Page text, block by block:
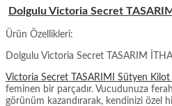
Dolgulu Victoria Secret
Ürün Özellikleri:
Dolgulu Victoria Secret TASARIM
Victoria Secret TASARIMI Sütyen Kilot
feminen bir parçadır. Vucudunuza
görünüm kazandırarak, kendinizi özel